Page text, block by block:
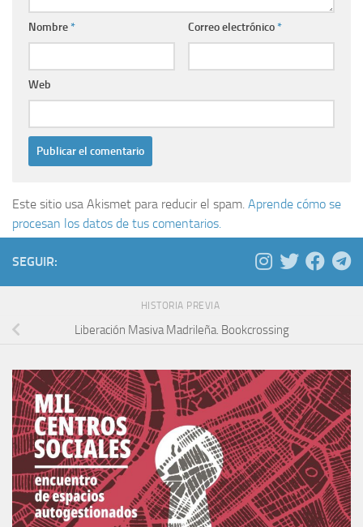
Nombre* Correo electrónico*
Web
Este sitio usa Akismet para reducir el spam. Aprende cómo se
procesan los datos de tus comentarios.
SEGUIR:
HISTORIA PREVIA
Liberación Masiva Madrileña. Bookcrossing